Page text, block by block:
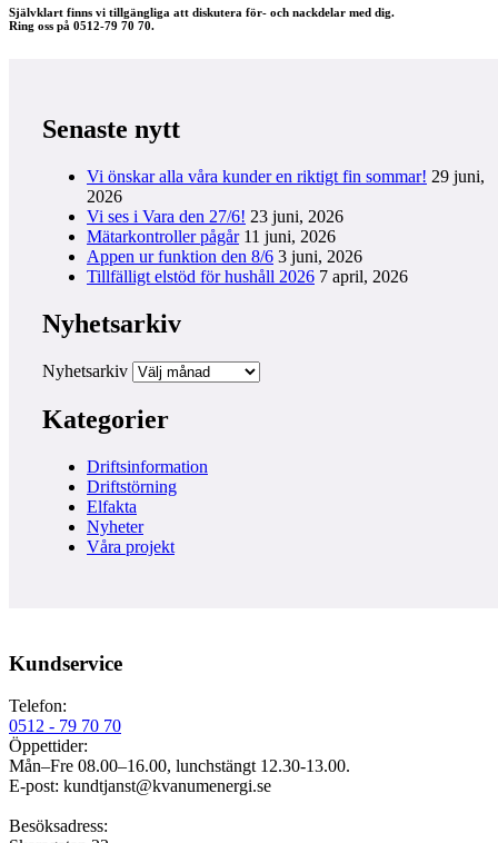
Självklart finns vi tillgängliga att diskutera för- och nackdelar med dig.
Ring oss på 0512-79 70 70.
Senaste nytt
Vi önskar alla våra kunder en riktigt fin sommar! 29 juni,
2026
Vi ses i Vara den 27/6! 23 juni, 2026
Mätarkontroller pågår 11 juni, 2026
Appen ur funktion den 8/6 3 juni, 2026
Tillfälligt elstöd för hushåll 2026 7 april, 2026
Nyhetsarkiv
Nyhetsarkiv
Kategorier
Driftsinformation
Driftstörning
Elfakta
Nyheter
Våra projekt
Kundservice
Telefon:
0512 - 79 70 70
Öppettider:
Mån–Fre 08.00–16.00, lunchstängt 12.30-13.00.
E-post: kundtjanst@kvanumenergi.se
Besöksadress: